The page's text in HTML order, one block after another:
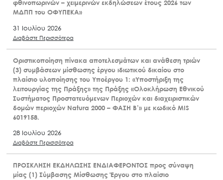
φθινοπωρινών – χειμερινών εκδηλώσεων έτους 2026 των
ΜΔΠΠ του ΟΦΥΠΕΚΑ»
31 Ιουλίου 2026
Διαβάστε Περισσότερα
Οριστικοποίηση πίνακα αποτελεσμάτων και ανάθεση τριών
(3) συμβάσεων μίσθωσης έργου ιδιωτικού δικαίου στο
πλαίσιο υλοποίησης του Υποέργου 1: «Υποστήριξη της
λειτουργίας της Πράξης» της Πράξης «Ολοκλήρωση Εθνικού
Συστήματος Προστατευόμενων Περιοχών και διαχειριστικών
δομών περιοχών Natura 2000 – ΦΑΣΗ Β’» με κωδικό MIS
6019158.
28 Ιουλίου 2026
Διαβάστε Περισσότερα
ΠΡΟΣΚΛΗΣΗ ΕΚΔΗΛΩΣΗΣ ΕΝΔΙΑΦΕΡΟΝΤΟΣ προς σύναψη
μίας (1) Σύμβασης Μίσθωσης Έργου στο πλαίσιο